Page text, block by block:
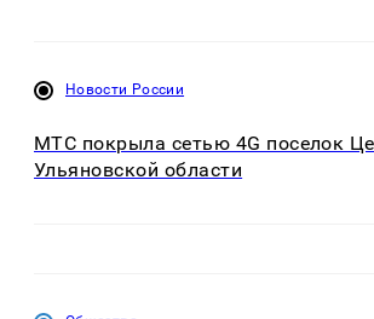
Новости России
МТС покрыла сетью 4G поселок
Ульяновской области